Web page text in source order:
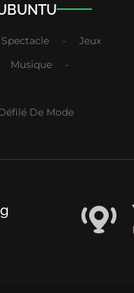
Spectacle -
Jeux
Musique
-
De Mode